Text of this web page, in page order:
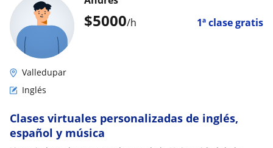
$5000/h 1ª clase gratis
Valledupar
Inglés
Clases virtuales personalizadas de inglés,
español y música